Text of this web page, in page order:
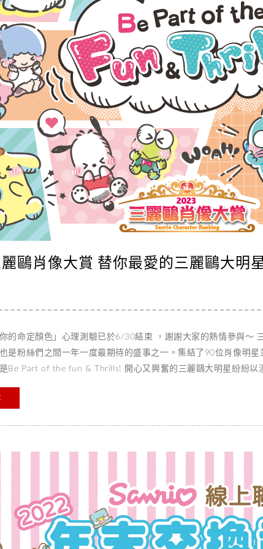
鷗肖像大賞 替你最愛的三麗鷗大明
的命定顏色」心理測驗已於6/30結束 ，謝謝大家的熱情參與～
是粉絲們之間一年一度最期待的盛事之一。集結了90位肖像明
Be Part of the fun & Thrills! 開心又興奮的三麗鷗大明星紛紛以
像大明星登場，例如水盆小浣熊、掌上熊等，粉絲們可以前往投